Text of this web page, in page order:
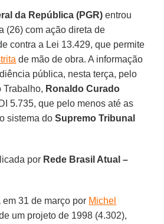
da República (PGR) entrou
(26) com ação direta de
contra a Lei 13.429, que permite
de mão de obra. A informação
pública, nesta terça, pelo
Trabalho, Ronaldo Curado
5.735, que pelo menos até as
sistema doSupremo Tribunal
por Rede Brasil Atual –
31 de março por Michel
um projeto de 1998 (4.302),